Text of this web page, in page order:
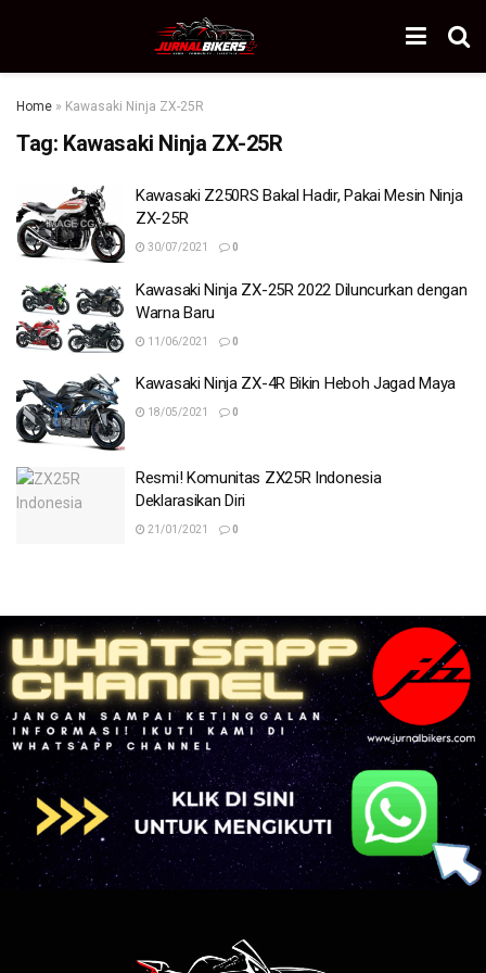
Home » Kawasaki Ninja ZX-25R
Tag: Kawasaki Ninja ZX-25R
Kawasaki Z250RS Bakal Hadir, Pakai Mesin Ninja
ZX-25R
30/07/2021 0
Kawasaki Ninja ZX-25R 2022 Diluncurkan dengan
Warna Baru
11/06/2021 0
Kawasaki Ninja ZX-4R Bikin Heboh Jagad Maya
18/05/2021 0
Resmi! Komunitas ZX25R Indonesia
Deklarasikan Diri
21/01/2021 0